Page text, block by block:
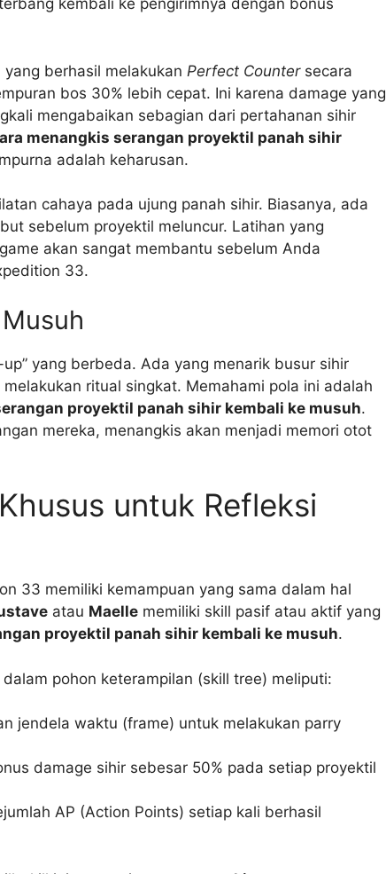
kembali ke pengirimnya dengan bonus
berhasil melakukan Perfect Countersecara
bos 30% lebih cepat. Ini karena damage yang
mengabaikan sebagian dari pertahanan sihir
menangkis serangan proyektil panah sihir
adalah keharusan.
cahaya pada ujung panah sihir. Biasanya, ada
sebelum proyektil meluncur. Latihan yang
akan sangat membantu sebelum Anda
33.
yang berbeda. Ada yang menarik busur sihir
ritual singkat. Memahami pola ini adalah
proyektil panah sihir kembali ke musuh.
mereka, menangkis akan menjadi memori otot
untuk Refleksi
33 memiliki kemampuan yang sama dalam hal
atau Maelle memiliki skill pasif atau aktif yang
proyektil panah sihir kembali ke musuh.
pohon keterampilan (skill tree) meliputi:
jendela waktu (frame) untuk melakukan parry
damage sihir sebesar 50% pada setiap proyektil
AP (Action Points) setiap kali berhasil